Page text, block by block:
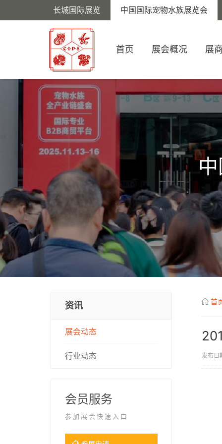
长城国际展览 中国国际宠物水族展览会
首页 展会概况 展
首
发布日
资讯
展会动态
行业动态
会员服务
参加展会快速入口